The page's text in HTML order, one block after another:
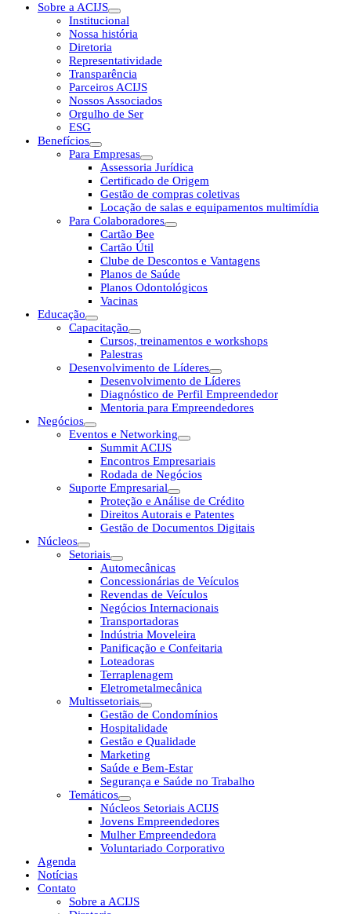
Sobre a ACIJS
Institucional
Nossa história
Diretoria
Representatividade
Transparência
Parceiros ACIJS
Nossos Associados
Orgulho de Ser
ESG
Benefícios
Para Empresas
Assessoria Jurídica
Certificado de Origem
Gestão de compras coletivas
Locação de salas e equipamentos multimídia
Para Colaboradores
Cartão Bee
Cartão Útil
Clube de Descontos e Vantagens
Planos de Saúde
Planos Odontológicos
Vacinas
Educação
Capacitação
Cursos, treinamentos e workshops
Palestras
Desenvolvimento de Líderes
Desenvolvimento de Líderes
Diagnóstico de Perfil Empreendedor
Mentoria para Empreendedores
Negócios
Eventos e Networking
Summit ACIJS
Encontros Empresariais
Rodada de Negócios
Suporte Empresarial
Proteção e Análise de Crédito
Direitos Autorais e Patentes
Gestão de Documentos Digitais
Núcleos
Setoriais
Automecânicas
Concessionárias de Veículos
Revendas de Veículos
Negócios Internacionais
Transportadoras
Indústria Moveleira
Panificação e Confeitaria
Loteadoras
Terraplenagem
Eletrometalmecânica
Multissetoriais
Gestão de Condomínios
Hospitalidade
Gestão e Qualidade
Marketing
Saúde e Bem-Estar
Segurança e Saúde no Trabalho
Temáticos
Núcleos Setoriais ACIJS
Jovens Empreendedores
Mulher Empreendedora
Voluntariado Corporativo
Agenda
Notícias
Contato
Sobre a ACIJS